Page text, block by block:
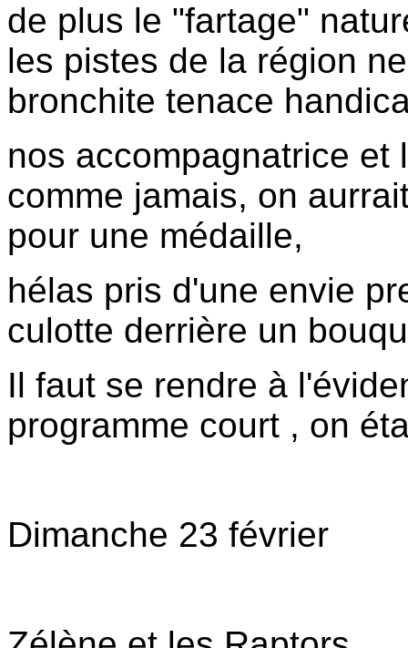
de plus le "fartage"
les pistes de la région
bronchite tenace
nos accompagnatrice et
comme jamais, on
pour une médaille,
hélas pris d'une envie
culotte derrière un
Il faut se rendre à
programme court , on
Dimanche 23 février